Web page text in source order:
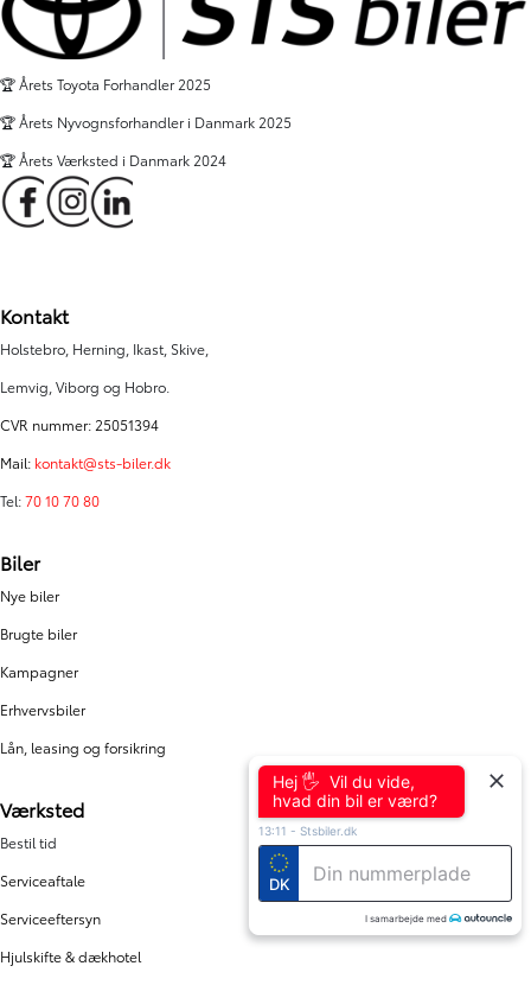
🏆 Årets Toyota Forhandler 2025
🏆 Årets Nyvognsforhandler i Danmark 2025
🏆 Årets Værksted i Danmark 2024
Kontakt
Holstebro, Herning, Ikast, Skive,
Lemvig, Viborg og Hobro.
CVR nummer: 25051394
Mail: kontakt@sts-biler.dk
Tel:70 10 70 80
Biler
Nye biler
Brugte biler
Kampagner
Erhvervsbiler
Lån, leasing og forsikring
Værksted
Bestil tid
Serviceaftale
Serviceeftersyn
Hjulskifte & dækhotel
Hej 🖐 Vil du vide,
hvad din bil er værd?
13:11 - Stsbiler.dk
DK
I samarbejde med